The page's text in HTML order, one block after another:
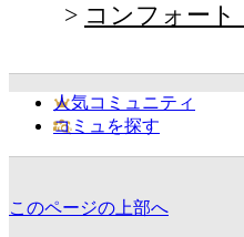
コンフォート
人気コミュニティ
コミュを探す
このページの上部へ